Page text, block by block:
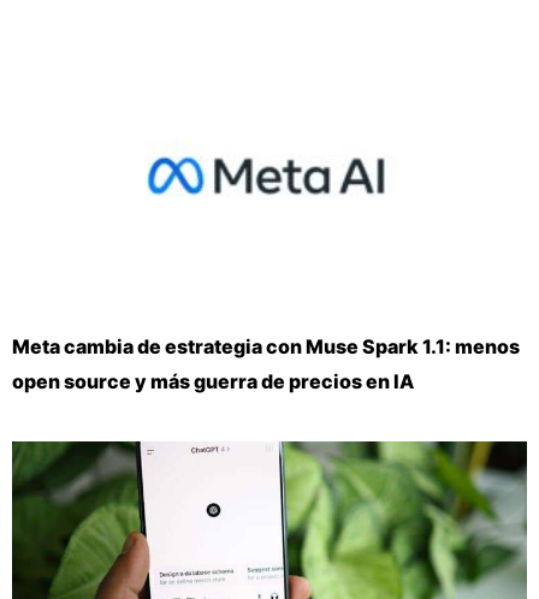
Meta cambia de estrategia con Muse Spark 1.1: menos
open source y más guerra de precios en IA